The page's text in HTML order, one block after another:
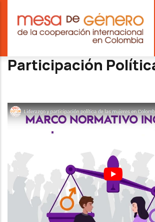
main
content
Participación